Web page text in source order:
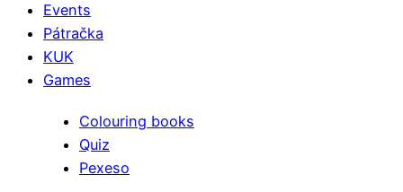
Events
Pátračka
KUK
Games
Colouring books
Quiz
Pexeso